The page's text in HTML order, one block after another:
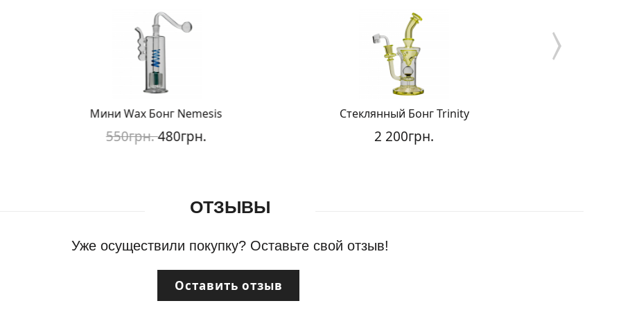
Мини Wax Бонг Nemesis
550грн.480грн.
Стеклянный Бонг Trinity
2 200грн.
ОТЗЫВЫ
Уже осуществили покупку? Оставьте свой отзыв!
Оставить отзыв